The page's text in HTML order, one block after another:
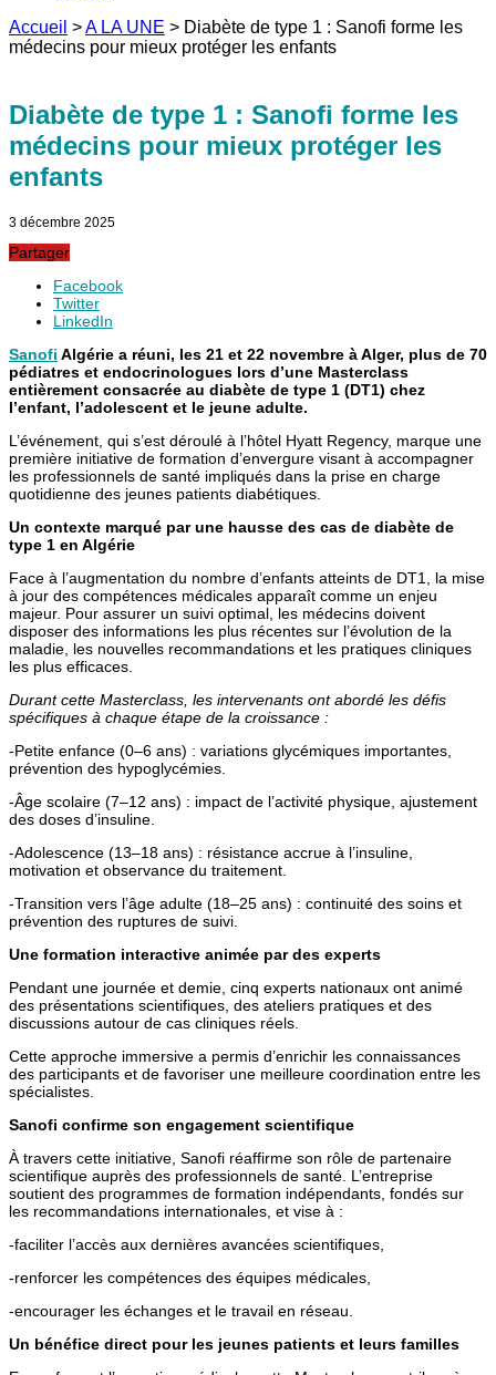
Accueil >A LA UNE > Diabète de type 1 : Sanofi forme les
médecins pour mieux protéger les enfants
Diabète de type 1 : Sanofi forme les
médecins pour mieux protéger les
enfants
3 décembre 2025
Partager
Facebook
Twitter
LinkedIn
Sanofi Algérie a réuni, les 21 et 22 novembre à Alger, plus de 70
pédiatres et endocrinologues lors d’une Masterclass
entièrement consacrée au diabète de type 1 (DT1) chez
l’enfant, l’adolescent et le jeune adulte.
L’événement, qui s’est déroulé à l’hôtel Hyatt Regency, marque une
première initiative de formation d’envergure visant à accompagner
les professionnels de santé impliqués dans la prise en charge
quotidienne des jeunes patients diabétiques.
Un contexte marqué par une hausse des cas de diabète de
type 1 en Algérie
Face à l’augmentation du nombre d’enfants atteints de DT1, la mise
à jour des compétences médicales apparaît comme un enjeu
majeur. Pour assurer un suivi optimal, les médecins doivent
disposer des informations les plus récentes sur l’évolution de la
maladie, les nouvelles recommandations et les pratiques cliniques
les plus efficaces.
Durant cette Masterclass, les intervenants ont abordé les défis
spécifiques à chaque étape de la croissance :
-Petite enfance (0–6 ans) : variations glycémiques importantes,
prévention des hypoglycémies.
-Âge scolaire (7–12 ans) : impact de l’activité physique, ajustement
des doses d’insuline.
-Adolescence (13–18 ans) : résistance accrue à l’insuline,
motivation et observance du traitement.
-Transition vers l’âge adulte (18–25 ans) : continuité des soins et
prévention des ruptures de suivi.
Une formation interactive animée par des experts
Pendant une journée et demie, cinq experts nationaux ont animé
des présentations scientifiques, des ateliers pratiques et des
discussions autour de cas cliniques réels.
Cette approche immersive a permis d’enrichir les connaissances
des participants et de favoriser une meilleure coordination entre les
spécialistes.
Sanofi confirme son engagement scientifique
À travers cette initiative, Sanofi réaffirme son rôle de partenaire
scientifique auprès des professionnels de santé. L’entreprise
soutient des programmes de formation indépendants, fondés sur
les recommandations internationales, et vise à :
-faciliter l’accès aux dernières avancées scientifiques,
-renforcer les compétences des équipes médicales,
-encourager les échanges et le travail en réseau.
Un bénéfice direct pour les jeunes patients et leurs familles